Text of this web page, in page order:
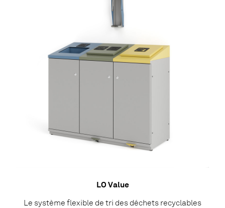
LO Value
Le système flexible de tri des déchets recyclables